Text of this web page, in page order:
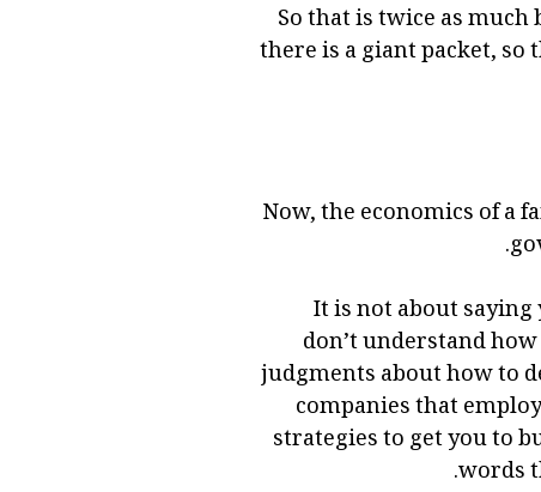
So that is twice as
there is a giant packet, so
Now, the economics of a
It is not about saying
don’t understand
judgments about how to
companies that
strategies to get you to
words